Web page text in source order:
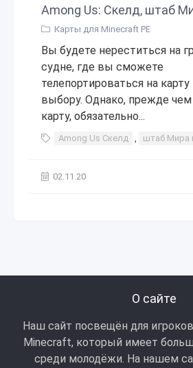
Among Us: Скелд, штаб
Карты для Minecraft PE
Вы будете нереститься на
судне, где вы сможете
телепортироваться на
выбору. Однако, прежде
карту, обязательно...
Among Us Скелд , штаб Мира
02.11.20
О сайте
Наш сайт посвещён для
Minecraft, который имеет
среди молодёжи. На нашем